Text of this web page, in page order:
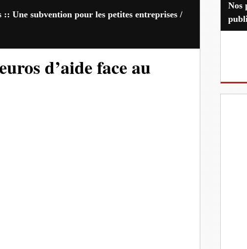
:: Une subvention pour les petites entreprises /
d’aide face au
Nos partenaires